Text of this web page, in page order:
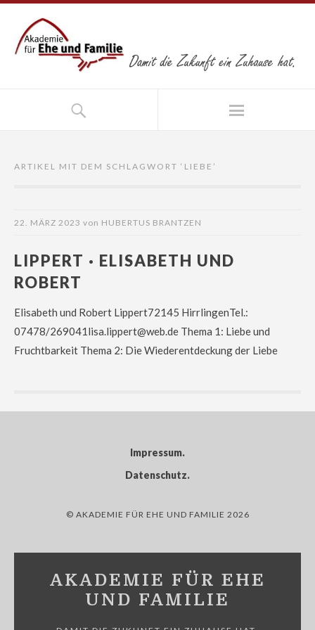
ARTIKEL MIT DEM SCHLAGWORT ‘ LIEBE ’
22. MÄRZ 2023 von HUBERTUS BRANTZEN
LIPPERT · ELISABETH UND
ROBERT
Elisabeth und Robert Lippert72145 HirrlingenTel.:
07478/269041lisa.lippert@web.de Thema 1: Liebe und
Fruchtbarkeit Thema 2: Die Wiederentdeckung der Liebe
Impressum
Datenschutz
© AKADEMIE FÜR EHE UND FAMILIE 2026
AKADEMIE FÜR EHE
UND FAMILIE